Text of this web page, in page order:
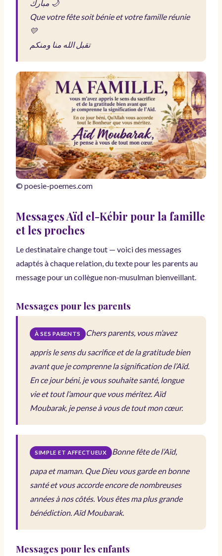
مبارك 🌙
Que votre fête soit bénie et votre famille réunie
💛
تقبل الله منا ومنكم
© poesie-poemes.com
Messages Aïd el-Kébir pour la famille
et les proches
Le destinataire change tout — voici des messages
adaptés à chaque relation, du texte pour les parents au
message pour un collègue non-musulman bienveillant.
Messages pour les parents
À SES PARENTS Chers parents, vous m’avez
appris le sens du sacrifice et de la gratitude bien
avant que je comprenne la signification de l’Aïd.
En ce jour béni, je vous souhaite santé, longue
vie et tout l’amour que vous méritez. Aïd
Moubarak, je pense à vous de tout mon cœur.
SIMPLE ET AFFECTUEUX Bonne fête de l’Aïd,
papa et maman. Que Dieu vous garde en bonne
santé et vous accorde encore de nombreuses
années à nos côtés. Vous êtes ma plus grande
bénédiction. Aïd Moubarak.
Messages pour les enfants